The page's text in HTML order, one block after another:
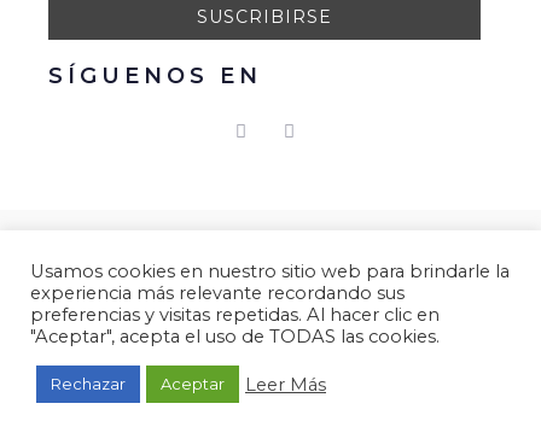
SÍGUENOS EN
© 2021 Gacmark – Arucas Mola. Todos los derechos
reservados.
Aviso Legal|Política de Privacidad|Política de
Cookies.
Desarrollado por
Usamos cookies en nuestro sitio web para brindarle la
experiencia más relevante recordando sus
preferencias y visitas repetidas. Al hacer clic en
"Aceptar", acepta el uso de TODAS las cookies.
Rechazar Aceptar Leer Más